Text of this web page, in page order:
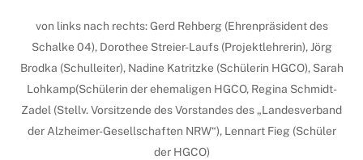
von links nach rechts: Gerd Rehberg (Ehrenpräsident des
Schalke 04), Dorothee Streier-Laufs (Projektlehrerin), Jörg
Brodka (Schulleiter), Nadine Katritzke (Schülerin HGCO), Sarah
Lohkamp(Schülerin der ehemaligen HGCO, Regina Schmidt-
Zadel (Stellv. Vorsitzende des Vorstandes des „Landesverband
der Alzheimer-Gesellschaften NRW“), Lennart Fieg (Schüler
der HGCO)